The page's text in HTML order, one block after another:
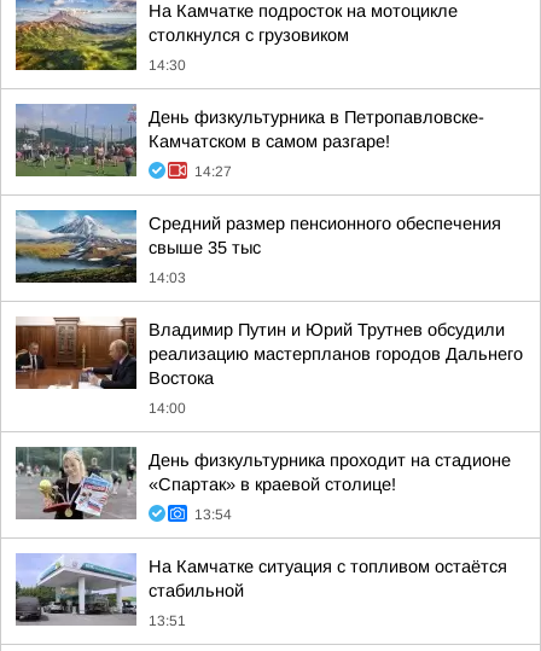
На Камчатке подросток на мотоцикле
столкнулся с грузовиком
14:30
День физкультурника в Петропавловске-
Камчатском в самом разгаре!
14:27
Средний размер пенсионного обеспечения
свыше 35 тыс
14:03
Владимир Путин и Юрий Трутнев обсудили
реализацию мастерпланов городов Дальнего
Востока
14:00
День физкультурника проходит на стадионе
«Спартак» в краевой столице!
13:54
На Камчатке ситуация с топливом остаётся
стабильной
13:51